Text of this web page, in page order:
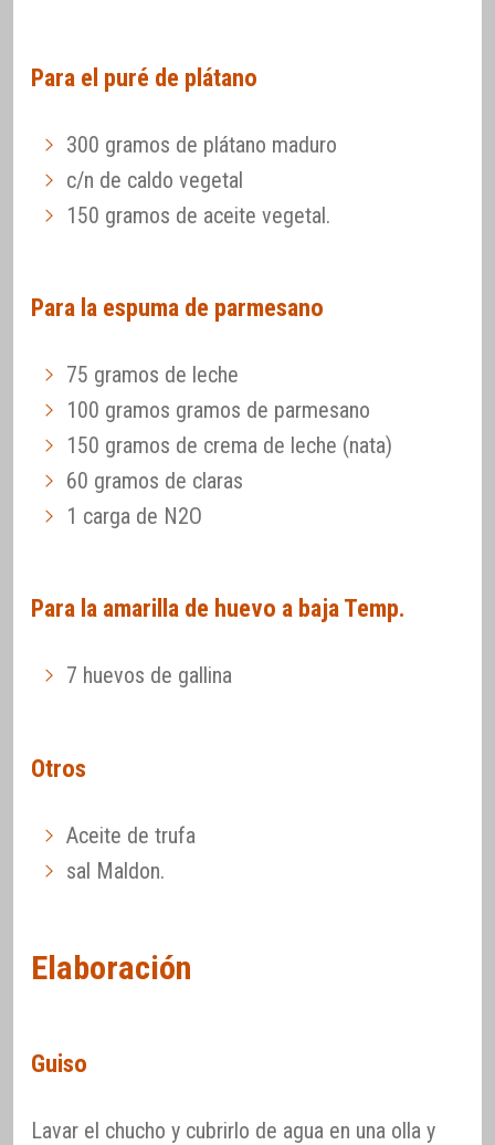
Para el puré de plátano
300 gramos de plátano maduro
c/n de caldo vegetal
150 gramos de aceite vegetal.
Para la espuma de parmesano
75 gramos de leche
100 gramos gramos de parmesano
150 gramos de crema de leche (nata)
60 gramos de claras
1 carga de N2O
Para la amarilla de huevo a baja Temp.
7 huevos de gallina
Otros
Aceite de trufa
sal Maldon.
Elaboración
Guiso
Lavar el chucho y cubrirlo de agua en una olla y